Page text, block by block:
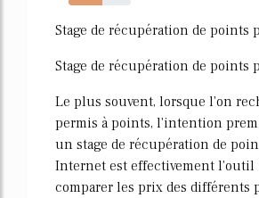
54%
Stage de récupération de points
Stage de récupération de points
Le plus souvent, lorsque l'on
permis à points, l'intention
un stage de récupération de
Internet est effectivement l'outil
comparer les prix des différents